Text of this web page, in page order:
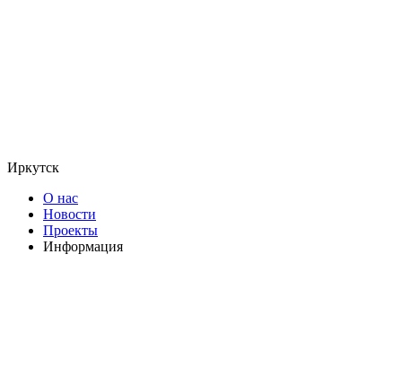
Иркутск
О нас
Новости
Проекты
Информация